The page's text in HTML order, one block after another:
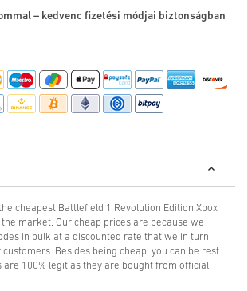
– kedvenc fizetési módjai biztonságban
cheapest Battlefield 1 Revolution Edition Xbox
the market. Our cheap prices are because we
in bulk at a discounted rate that we in turn
customers. Besides being cheap, you can be rest
are 100% legit as they are bought from official